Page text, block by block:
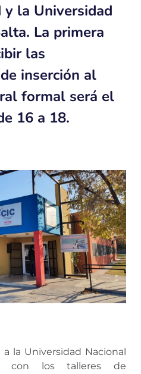
y la Universidad
La primera
las
inserción al
formal será el
16 a 18.
la Universidad Nacional
con los talleres de